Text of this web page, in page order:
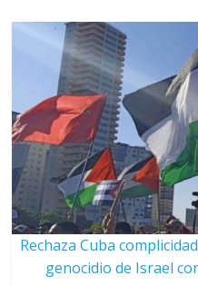
Rechaza Cuba
genocidio de Israel